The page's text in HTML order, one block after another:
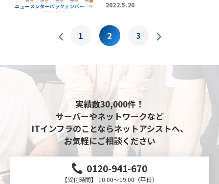
ニュースレターバックナンバー 2022.5.20
1 2 3
実績数30,000件！
サーバーやネットワークなど
ITインフラのことならネットアシストへ、
お気軽にご相談ください
0120-941-670
【受付時間】 10:00～19:00（平日）